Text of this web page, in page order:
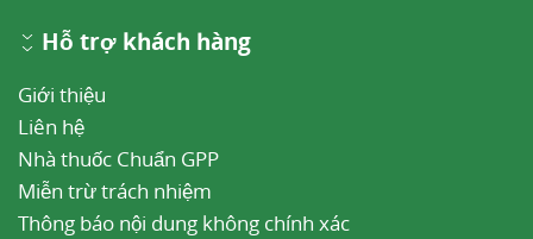
Hỗ trợ khách hàng
Giới thiệu
Liên hệ
Nhà thuốc Chuẩn GPP
Miễn trừ trách nhiệm
Thông báo nội dung không chính xác